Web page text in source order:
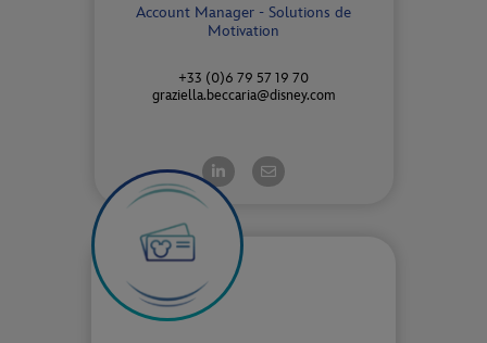
Account Manager - Solutions de
Motivation
+33 (0)6 79 57 19 70
graziella.beccaria@disney.com